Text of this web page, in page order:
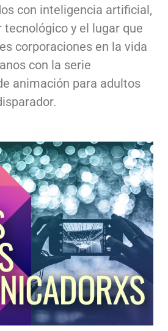
con inteligencia artificial,
y el lugar que
corporaciones en la vida
con la serie
animación para adultos